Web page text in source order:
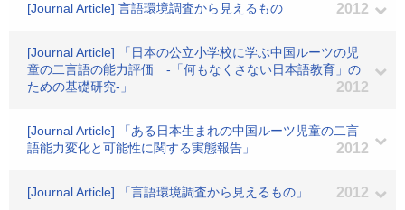
[Journal Article] 言語環境調査から見えるもの 2012
[Journal Article] 「日本の公立小学校に学ぶ中国ルーツの児
童の二言語の能力評価 -「何もなくさない日本語教育」の
ための基礎研究-」
2012
[Journal Article] 「ある日本生まれの中国ルーツ児童の二言
語能力変化と可能性に関する実態報告」
2012
[Journal Article] 「言語環境調査から見えるもの」 2012